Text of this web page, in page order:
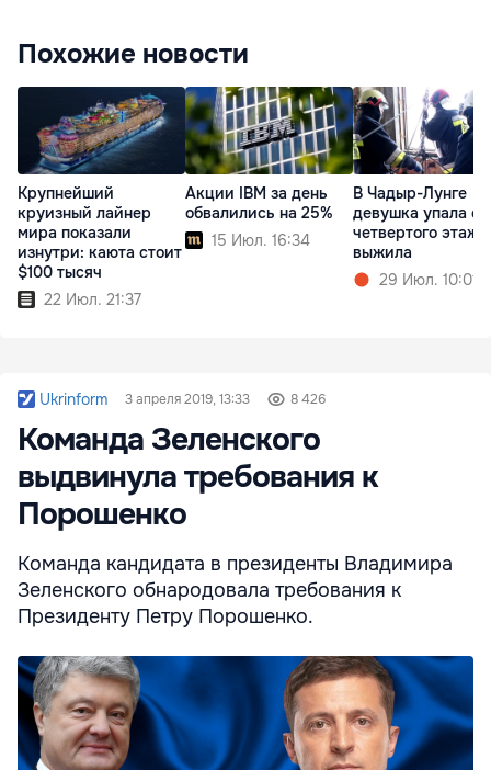
Похожие новости
Крупнейший
круизный лайнер
мира показали
изнутри: каюта стоит
$100 тысяч
22 Июл. 21:37
Акции IBM за день
обвалились на 25%
15 Июл. 16:34
В Чадыр-Лунге
девушка упала с
четвертого
выжила
29 Июл. 10:01
Ukrinform 3 апреля 2019, 13:33 8 426
Команда Зеленского
выдвинула требования к
Порошенко
Команда кандидата в президенты Владимира
Зеленского обнародовала требования к
Президенту Петру Порошенко.